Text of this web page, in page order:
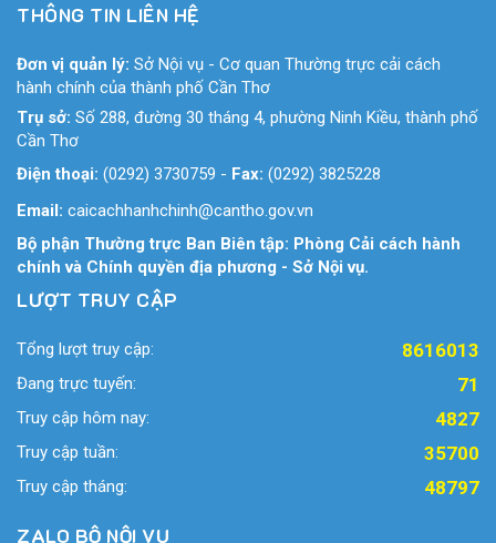
THÔNG TIN LIÊN HỆ
Đơn vị quản lý: Sở Nội vụ - Cơ quan Thường trực cải cách
hành chính của thành phố Cần Thơ
Trụ sở: Số 288, đường 30 tháng 4, phường Ninh Kiều, thành phố
Cần Thơ
Điện thoại: (0292) 3730759 - Fax: (0292) 3825228
Email: caicachhanhchinh@cantho.gov.vn
Bộ phận Thường trực Ban Biên tập: Phòng Cải cách hành
chính và Chính quyền địa phương - Sở Nội vụ.
LƯỢT TRUY CẬP
Tổng lượt truy cập: 8616013
Đang trực tuyến: 71
Truy cập hôm nay: 4827
Truy cập tuần: 35700
Truy cập tháng: 48797
ZALO BỘ NỘI VỤ